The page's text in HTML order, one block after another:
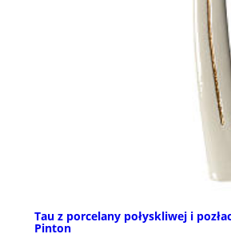
Tau z porcelany połyskliwej i
Pinton